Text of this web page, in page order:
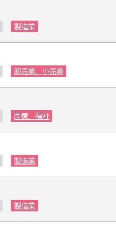
製造業
卸売業，小売業
医療，福祉
製造業
製造業